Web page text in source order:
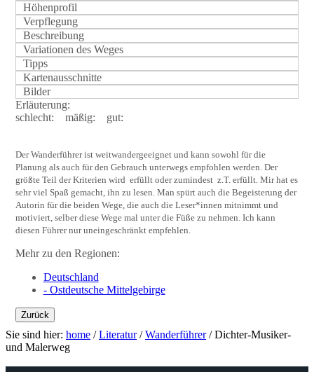
Höhenprofil
Verpflegung
Beschreibung
Variationen des Weges
Tipps
Kartenausschnitte
Bilder
Erläuterung:
schlecht:
mäßig: gut:
Der Wanderführer ist weitwandergeeignet und kann sowohl für die
Planung als auch für den Gebrauch unterwegs empfohlen werden. Der
größte Teil der Kriterien wird erfüllt oder zumindest z.T. erfüllt. Mir hat es
sehr viel Spaß gemacht, ihn zu lesen. Man spürt auch die Begeisterung der
Autorin für die beiden Wege, die auch die Leser*innen mitnimmt und
motiviert, selber diese Wege mal unter die Füße zu nehmen. Ich kann
diesen Führer nur uneingeschränkt empfehlen.
Mehr zu den Regionen:
Deutschland
- Ostdeutsche Mittelgebirge
Zurück
Sie sind hier: home /Literatur/Wanderführer/Dichter-Musiker-
und Malerweg